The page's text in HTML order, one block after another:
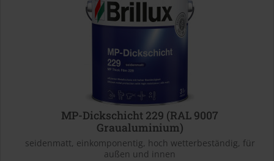
MP-Dickschicht 229 (RAL 9007
Graualuminium)
seidenmatt, einkomponentig, hoch wetterbeständig, für
außen und innen